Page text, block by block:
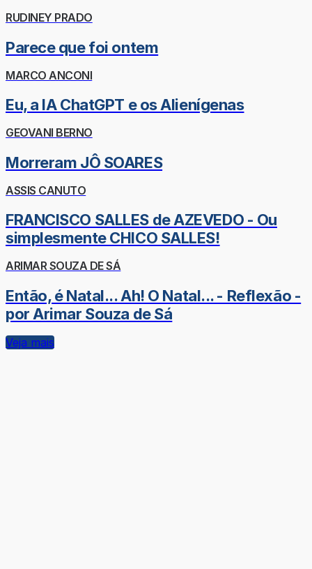
RUDINEY PRADO
Parece que foi ontem
MARCO ANCONI
Eu, a IA ChatGPT e os Alienígenas
GEOVANI BERNO
Morreram JÔ SOARES
ASSIS CANUTO
FRANCISCO SALLES de AZEVEDO - Ou
simplesmente CHICO SALLES!
ARIMAR SOUZA DE SÁ
Então, é Natal... Ah! O Natal... - Reflexão -
por Arimar Souza de Sá
Veja mais